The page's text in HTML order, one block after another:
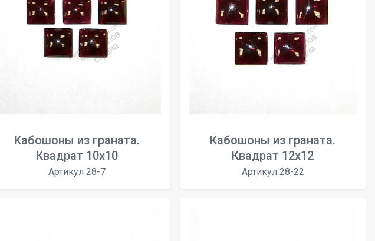
Кабошоны из граната.
Квадрат 10х10
Артикул 28-7
Кабошоны из граната.
Квадрат 12х12
Артикул 28-22